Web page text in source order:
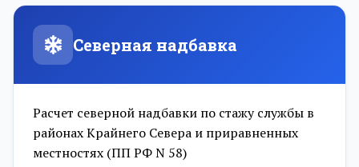
Северная надбавка
Расчет северной надбавки по стажу службы в
районах Крайнего Севера и приравненных
местностях (ПП РФ N 58)